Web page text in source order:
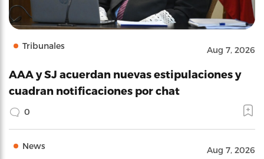
Tribunales Aug 7, 2026
AAA y SJ acuerdan nuevas estipulaciones y
cuadran notificaciones por chat
0
News Aug 7, 2026